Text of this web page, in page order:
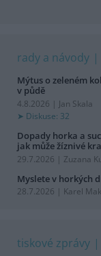
rady a návody
Mýtus o zeleném
v půdě
4.8.2026 | Jan Skala
Diskuse: 32
Dopady horka a
jak může žíznivé
29.7.2026 | Zuzana
Myslete v horkých
28.7.2026 | Karel
tiskové zprávy